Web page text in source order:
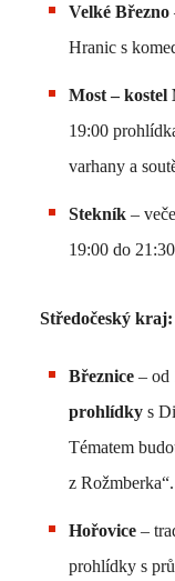
Velké Březno
Hranic s
Most – kostel
19:00
varhany a
Stekník –
19:00 do
Středočeský kraj:
Březnice – od
prohlídky s
Tématem
z Rožmberka“.
Hořovice –
prohlídky s